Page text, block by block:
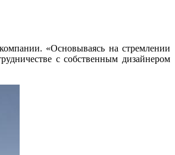
«Основываясь на стремлении
с собственным дизайнером